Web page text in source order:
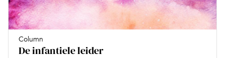
Column
De infantiele leider